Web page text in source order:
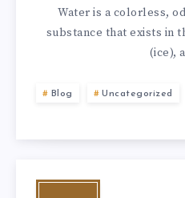
Water is a colorless,
substance that exists in
(ice),
Blog Uncategorized